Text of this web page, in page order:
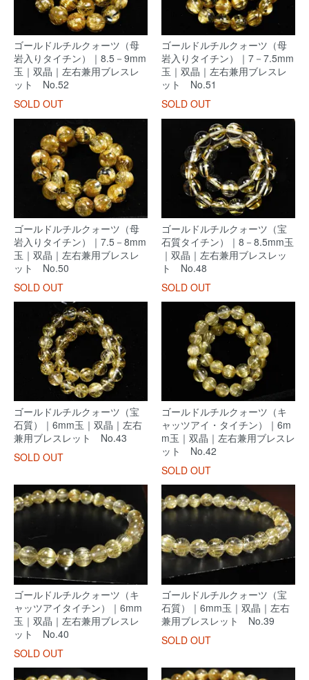
ゴールドルチルクォーツ（母
岩入りタイチン）｜8.5－9mm
玉｜双晶｜左右兼用ブレスレ
ット No.52
SOLD OUT
ゴールドルチルクォーツ（母
岩入りタイチン）｜7－7.5mm
玉｜双晶｜左右兼用ブレスレ
ット No.51
SOLD OUT
ゴールドルチルクォーツ（母
岩入りタイチン）｜7.5－8mm
玉｜双晶｜左右兼用ブレスレ
ット No.50
SOLD OUT
ゴールドルチルクォーツ（宝
石質タイチン）｜8－8.5mm玉
｜双晶｜左右兼用ブレスレッ
ト No.48
SOLD OUT
ゴールドルチルクォーツ（宝
石質）｜6mm玉｜双晶｜左右
兼用ブレスレット No.43
SOLD OUT
ゴールドルチルクォーツ（キ
ャッツアイ・タイチン）｜6m
m玉｜双晶｜左右兼用ブレスレ
ット No.42
SOLD OUT
ゴールドルチルクォーツ（キ
ャッツアイタイチン）｜6mm
玉｜双晶｜左右兼用ブレスレ
ット No.40
SOLD OUT
ゴールドルチルクォーツ（宝
石質）｜6mm玉｜双晶｜左右
兼用ブレスレット No.39
SOLD OUT